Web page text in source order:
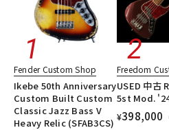
Fender Custom Shop
Ikebe 50th Anniversary
Custom Built Custom
Classic Jazz Bass V
Heavy Relic (SFAB3CS)
Freedom
USED 中古
5st Mod.
¥398,000